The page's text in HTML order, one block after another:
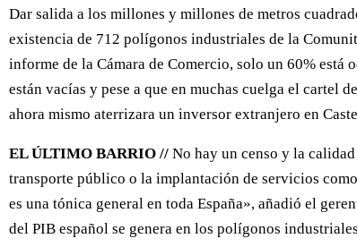
Dar salida a los millones y millones de metros
existencia de 712 polígonos industriales de la
informe de la Cámara de Comercio, solo un 60% está
están vacías y pese a que en muchas cuelga el cartel
ahora mismo aterrizara un inversor extranjero en
EL ÚLTIMO BARRIO // No hay un censo y la
transporte público o la implantación de servicios
es una tónica general en toda España», añadió el
del PIB español se genera en los polígonos